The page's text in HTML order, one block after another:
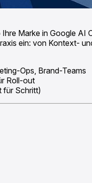
Marke in Google
ein: von Kontext-
Ops, Brand-Teams
Roll-out
für Schritt)